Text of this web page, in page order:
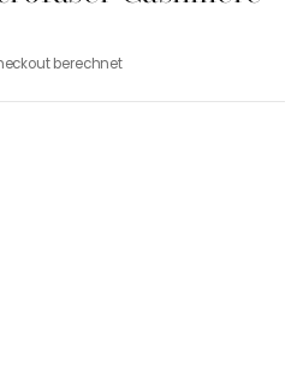
berechnet